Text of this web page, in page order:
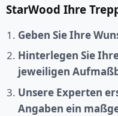
StarWood Ihre
Geben Sie Ihre
Hinterlegen Sie
jeweiligen
Unsere Experten
Angaben ein